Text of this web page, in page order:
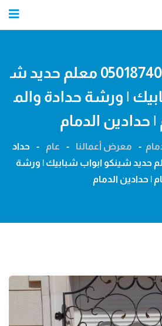
حداد الدمام 0501874046 معلم حديد ش
| ورشة حدادة والم
حدادين الدمام
- معرض أعمالنا - عام -
حداد
0501874046 معلم حديد شينكو ابواب شبابيك | ورشة
| حدادين الدمام